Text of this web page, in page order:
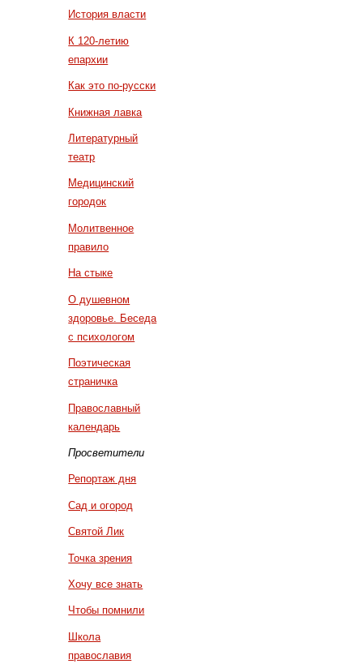
История власти
К 120-летию
епархии
Как это по-русски
Книжная лавка
Литературный
театр
Медицинский
городок
Молитвенное
правило
На стыке
О душевном
здоровье. Беседа
с психологом
Поэтическая
страничка
Православный
календарь
Просветители
Репортаж дня
Сад и огород
Святой Лик
Точка зрения
Хочу все знать
Чтобы помнили
Школа
православия